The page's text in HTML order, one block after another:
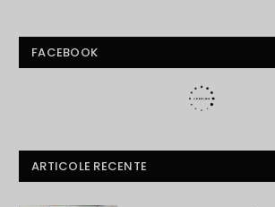
FACEBOOK
ARTICOLE RECENTE